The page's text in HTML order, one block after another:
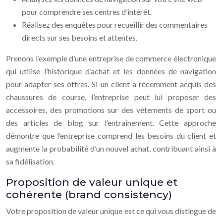
pour comprendre ses centres d’intérêt.
Réalisez des enquêtes pour recueillir des commentaires
directs sur ses besoins et attentes.
Prenons l’exemple d’une entreprise de commerce électronique
qui utilise l’historique d’achat et les données de navigation
pour adapter ses offres. Si un client a récemment acquis des
chaussures de course, l’entreprise peut lui proposer des
accessoires, des promotions sur des vêtements de sport ou
des articles de blog sur l’entraînement. Cette approche
démontre que l’entreprise comprend les besoins du client et
augmente la probabilité d’un nouvel achat, contribuant ainsi à
sa fidélisation.
Proposition de valeur unique et
cohérente (brand consistency)
Votre proposition de valeur unique est ce qui vous distingue de